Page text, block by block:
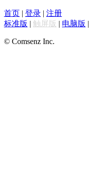
首页 | 登录 | 注册
标准版 | 触屏版 | 电脑版 |
© Comsenz Inc.